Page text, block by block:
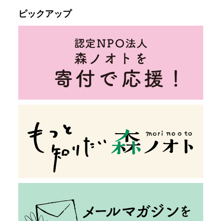
ピックアップ